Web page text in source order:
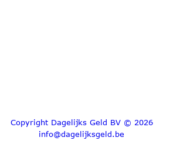
Copyright Dagelijks Geld BV © 2026
info@dagelijksgeld.be